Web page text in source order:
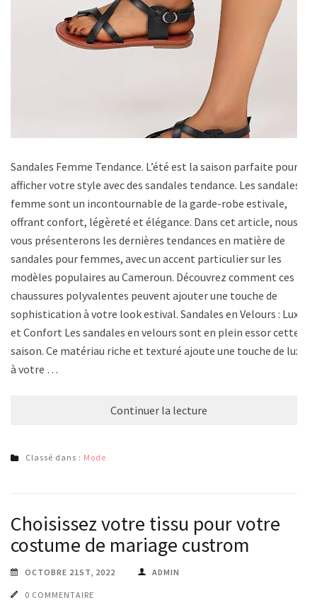
Sandales Femme Tendance. L’été est la saison parfaite pour
afficher votre style avec des sandales tendance. Les sandales
femme sont un incontournable de la garde-robe estivale,
offrant confort, légèreté et élégance. Dans cet article, nous
vous présenterons les dernières tendances en matière de
sandales pour femmes, avec un accent particulier sur les
modèles populaires au Cameroun. Découvrez comment ces
chaussures polyvalentes peuvent ajouter une touche de
sophistication à votre look estival. Sandales en Velours : Luxe
et Confort Les sandales en velours sont en plein essor cette
saison. Ce matériau riche et texturé ajoute une touche de luxe
à votre …
Continuer la lecture
Classé dans : Mode
Choisissez votre tissu pour votre
costume de mariage custrom
OCTOBRE 21ST, 2022 ADMIN
0 COMMENTAIRE